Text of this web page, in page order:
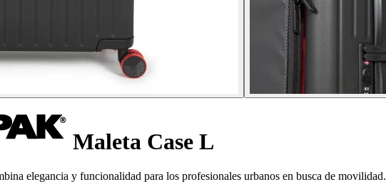
Maleta Case L
elegancia y funcionalidad para los profesionales urbanos en busca de movilidad.